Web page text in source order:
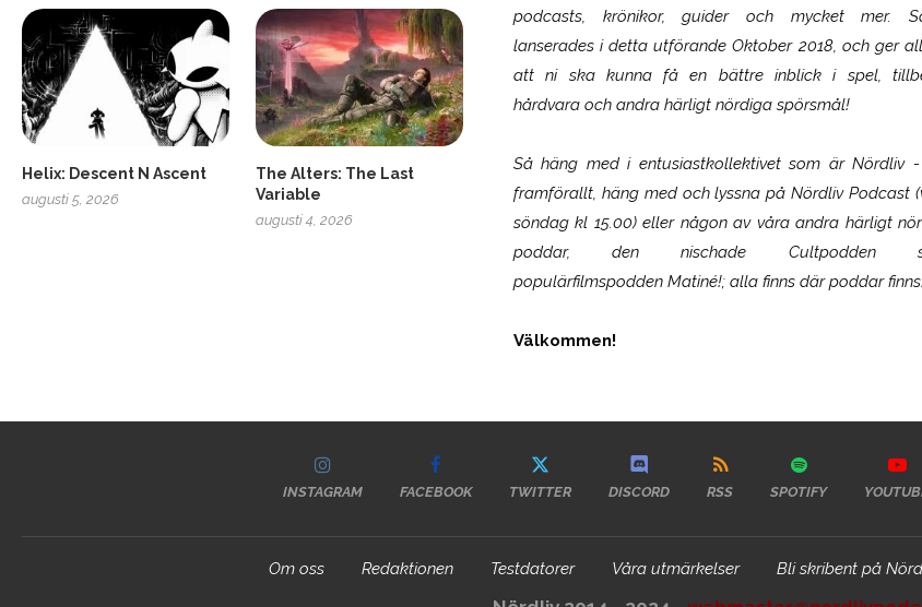
Helix: Descent N Ascent
augusti 5, 2026
The Alters: The Last
Variable
augusti 4, 2026
podcasts, krönikor, guider och mycket mer.
lanserades i detta utförande Oktober 2018, och ger
att ni ska kunna få en bättre inblick i spel,
hårdvara och andra härligt nördiga spörsmål!
Så häng med i entusiastkollektivet som ärNördliv-
framförallt, häng med och lyssna på Nördliv Podcast
söndag kl 15.00) eller någon av våra andra härligt
poddar, den nischade Cultpodden
populärfilmspodden Matiné!; alla finns där poddar
Välkommen!
INSTAGRAM FACEBOOK TWITTER DISCORD RSS SPOTIFY
Om oss Redaktionen Testdatorer Våra utmärkelser Bli skribent på